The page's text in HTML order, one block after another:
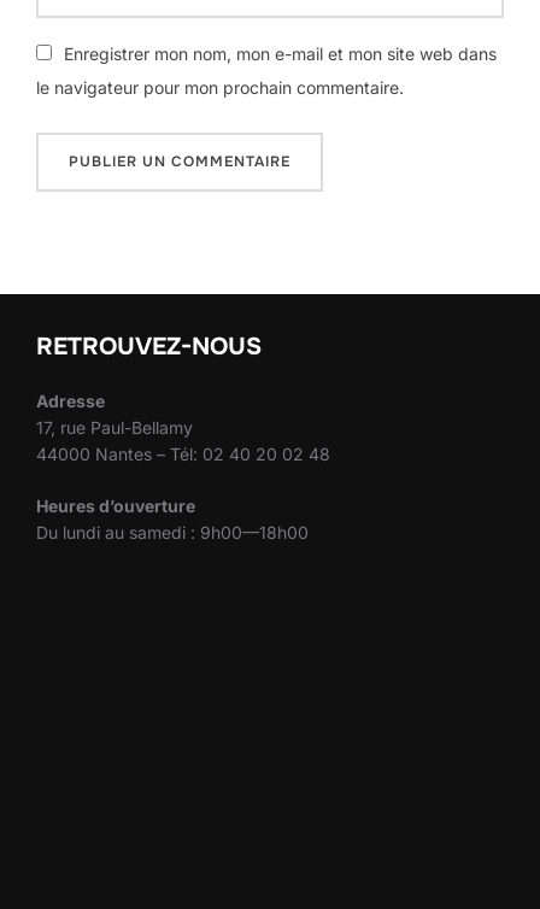
Enregistrer mon nom, mon e-mail et mon site web dans
le navigateur pour mon prochain commentaire.
RETROUVEZ-NOUS
Adresse
17, rue Paul-Bellamy
44000 Nantes – Tél: 02 40 20 02 48
Heures d’ouverture
Du lundi au samedi : 9h00—18h00